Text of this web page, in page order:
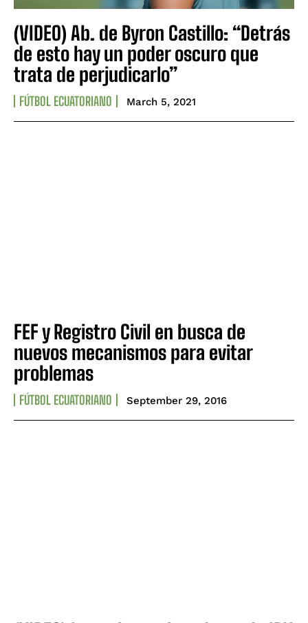
(VIDEO) Ab. de Byron Castillo: “Detrás
de esto hay un poder oscuro que
trata de perjudicarlo”
FÚTBOL ECUATORIANO March 5, 2021
FEF y Registro Civil en busca de
nuevos mecanismos para evitar
problemas
FÚTBOL ECUATORIANO September 29, 2016